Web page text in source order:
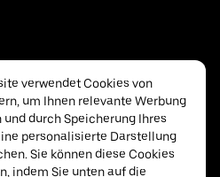
verwendet Cookies von
um Ihnen relevante Werbung
und durch Speicherung Ihres
personalisierte Darstellung
Sie können diese Cookies
indem Sie unten auf die